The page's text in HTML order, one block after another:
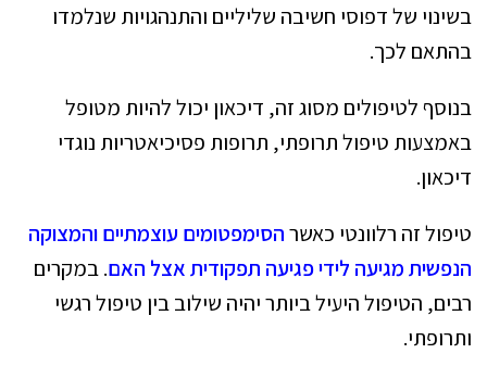
בשינוי של דפוסי חשיבה שליליים והתנהגויות שנלמדו
בהתאם לכך.
בנוסף לטיפולים מסוג זה, דיכאון יכול להיות מטופל
באמצעות טיפול תרופתי, תרופות פסיכיאטריות נוגדי
דיכאון.
טיפול זה רלוונטי כאשרהסימפטומים עוצמתיים והמצוקה
הנפשית מגיעה לידי פגיעה תפקודית אצל האם. במקרים
רבים, הטיפול היעיל ביותר יהיה שילוב בין טיפול רגשי
ותרופתי.